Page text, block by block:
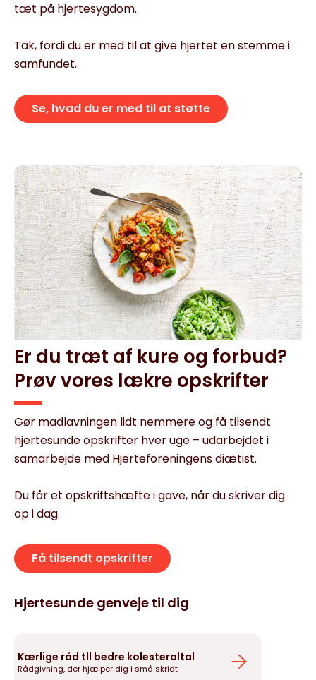
tæt på hjertesygdom.
Tak, fordi du er med til at give hjertet en stemme i
samfundet.
Se, hvad du er med til at støtte
Er du træt af kure og forbud?
Prøv vores lækre opskrifter
Gør madlavningen lidt nemmere og få tilsendt
hjertesunde opskrifter hver uge – udarbejdet i
samarbejde med Hjerteforeningens diætist.
Du får et opskriftshæfte i gave, når du skriver dig
op i dag.
Få tilsendt opskrifter
Hjertesunde genveje til dig
Kærlige råd tll bedre kolesteroltal
Rådgivning, der hjælper dig i små skridt